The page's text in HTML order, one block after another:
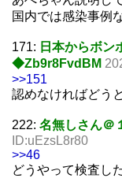
国内では感染事例
171: 日本からボン
◆Zb9r8FvdBM
>>151
認めなければどう
222: 名無しさん＠
ID:uEzsL8r80
>>46
どうやって検査し